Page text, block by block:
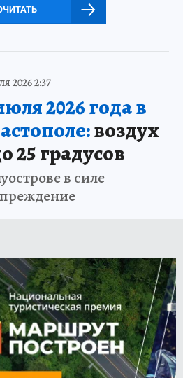
2026 2:37
2026 года в
воздух
25 градусов
в силе